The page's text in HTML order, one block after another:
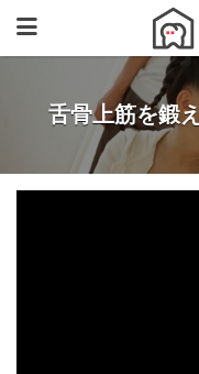
舌骨上筋を鍛